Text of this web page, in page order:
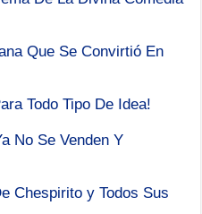
Que Se Convirtió En
Todo Tipo De Idea!
No Se Venden Y
Chespirito y Todos Sus